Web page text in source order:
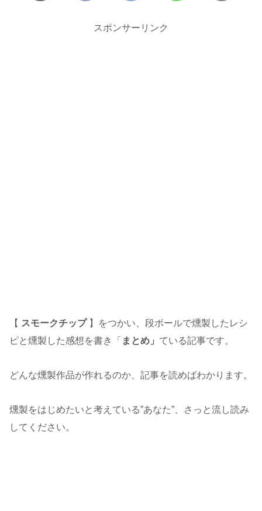
スポンサーリンク
【 スモークチップ 】をつかい、段ボールで燻製したレシ
ピと燻製した感想を書き「 まとめ」 ている記事です。
どんな燻製作品が作れるのか、記事を読めばわかります。
燻製をはじめたいと考えている”あなた”、さっと流し読み
してください。